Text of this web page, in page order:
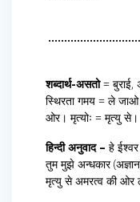
शब्दार्थ-असतो= बुराई,
स्थिरता गमय = ले
ओर। मृत्योः = मृत्यु
हिन्दी अनुवाद – हे
तुम मुझे अन्धकार
मृत्यु से अमरत्व की